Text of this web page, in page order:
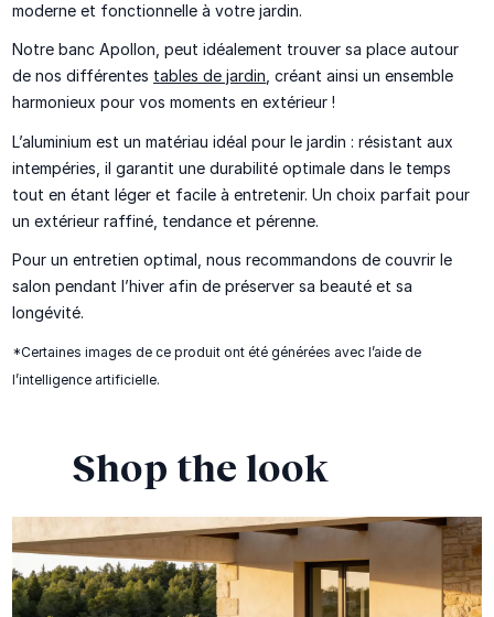
moderne et fonctionnelle à votre jardin.
Notre banc Apollon, peut idéalement trouver sa place autour
de nos différentes tables de jardin, créant ainsi un ensemble
harmonieux pour vos moments en extérieur !
L’aluminium est un matériau idéal pour le jardin : résistant aux
intempéries, il garantit une durabilité optimale dans le temps
tout en étant léger et facile à entretenir. Un choix parfait pour
un extérieur raffiné, tendance et pérenne.
Pour un entretien optimal, nous recommandons de couvrir le
salon pendant l’hiver afin de préserver sa beauté et sa
longévité.
*Certaines images de ce produit ont été générées avec l’aide de
l’intelligence artificielle.
Shop the look